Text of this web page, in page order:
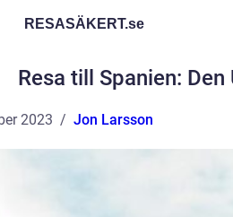
RESASÄKERT.se
Resa till Spanien:
2023 Jon Larsson